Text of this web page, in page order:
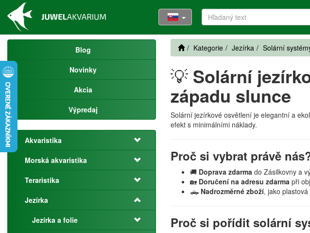
Blog
Novinky
Akcia
Výpredaj
Akvaristika
Morská akvaristika
Teraristika
Jezírka
Jezírka a folie
Kategorie Jezírka Solární
💡 Solární
západu slunce
Solární jezírkové osvětlení je elegantní a
efekt s minimálními náklady.
Proč si vybrat právě
🚚 Doprava zdarma do Zásilkovny a
🏡 Doručení na adresu zdarma při
🛻 Nadrozměrné zboží, jako
Proč si pořídit solární